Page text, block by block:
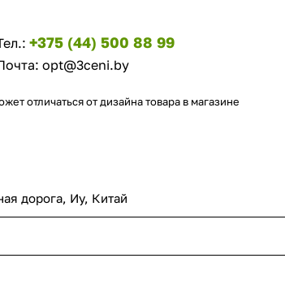
+375 (44) 500 88 99
opt@3ceni.by
отличаться от дизайна товара в магазине
дорога, Иу, Китай